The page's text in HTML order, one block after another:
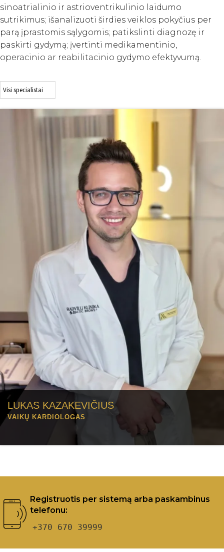
sinoatrialinio ir astrioventrikulinio laidumo
sutrikimus; išanalizuoti širdies veiklos pokyčius per
parą įprastomis sąlygomis; patikslinti diagnozę ir
paskirti gydymą; įvertinti medikamentinio,
operacinio ar reabilitacinio gydymo efektyvumą.
LUKAS KAZAKEVIČIUS
VAIKŲ KARDIOLOGAS
Registruotis per sistemą arba paskambinus
telefonu:
+370 670 39999